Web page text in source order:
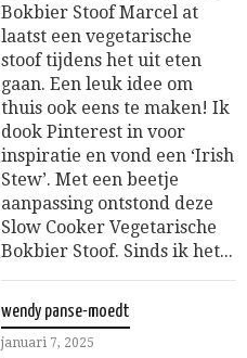
Bokbier Stoof Marcel at
laatst een vegetarische
stoof tijdens het uit eten
gaan. Een leuk idee om
thuis ook eens te maken! Ik
dook Pinterest in voor
inspiratie en vond een ‘Irish
Stew’. Met een beetje
aanpassing ontstond deze
Slow Cooker Vegetarische
Bokbier Stoof. Sinds ik het...
wendy panse-moedt
januari 7, 2025